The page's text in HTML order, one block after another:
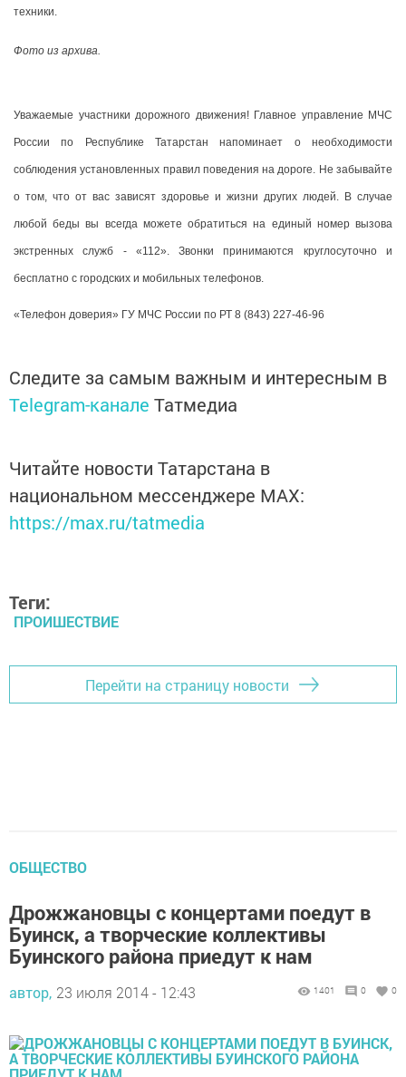
техники.
Фото из архива.
Уважаемые участники дорожного движения! Главное управление МЧС
России по Республике Татарстан напоминает о необходимости
соблюдения установленных правил поведения на дороге. Не забывайте
о том, что от вас зависят здоровье и жизни других людей. В случае
любой беды вы всегда можете обратиться на единый номер вызова
экстренных служб - «112». Звонки принимаются круглосуточно и
бесплатно с городских и мобильных телефонов.
«Телефон доверия» ГУ МЧС России по РТ 8 (843) 227-46-96
Следите за самым важным и интересным в
Telegram-канале Татмедиа
Читайте новости Татарстана в
национальном мессенджере MАХ:
https://max.ru/tatmedia
Теги:
ПРОИШЕСТВИЕ
Перейти на страницу новости
ОБЩЕСТВО
Дрожжановцы с концертами поедут в
Буинск, а творческие коллективы
Буинского района приедут к нам
автор, 23 июля 2014 - 12:43 1401 0 0